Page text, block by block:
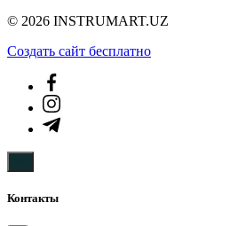
© 2026 INSTRUMART.UZ
Создать cайт бесплатно
Контакты